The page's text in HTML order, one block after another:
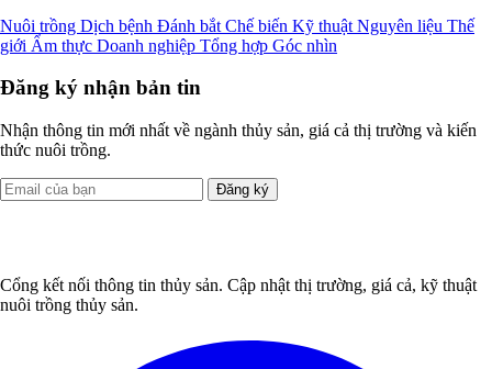
Nuôi trồng Dịch bệnh Đánh bắt Chế biến Kỹ thuật Nguyên liệu Thế
giới Ẩm thực Doanh nghiệp Tổng hợp Góc nhìn
Đăng ký nhận bản tin
Nhận thông tin mới nhất về ngành thủy sản, giá cả thị trường và kiến
thức nuôi trồng.
Đăng ký
Cổng kết nối thông tin thủy sản. Cập nhật thị trường, giá cả, kỹ thuật
nuôi trồng thủy sản.